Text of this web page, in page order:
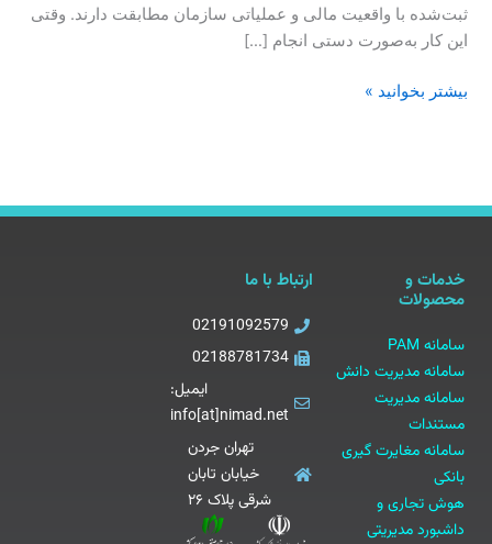
ثبت‌شده با واقعیت مالی و عملیاتی سازمان مطابقت دارند. وقتی
این کار به‌صورت دستی انجام […]
بیشتر بخوانید »
خدمات و
محصولات
سامانه PAM
سامانه مدیریت دانش
سامانه مدیریت
مستندات
سامانه مغایرت گیری
بانکی
هوش تجاری و
داشبورد مدیریتی
ارتباط با ما
02191092579
02188781734
ایمیل:
info[at]nimad.net
تهران جردن
خیابان تابان
شرقی پلاک ۲۶